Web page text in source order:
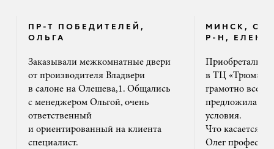
ПР-Т ПОБЕДИТЕЛЕЙ,
ОЛЬГА
Заказывали межкомнатные двери
от производителя Владвери
в салоне на Олешева,1. Общались
с менеджером Ольгой, очень
ответственный
и ориентированный на клиента
специалист.
МИНСК,
Р-Н, ЕЛЕНА
Приобретали
в ТЦ «Трюм».
грамотно все
предложила
условия.
Что касается
Олег